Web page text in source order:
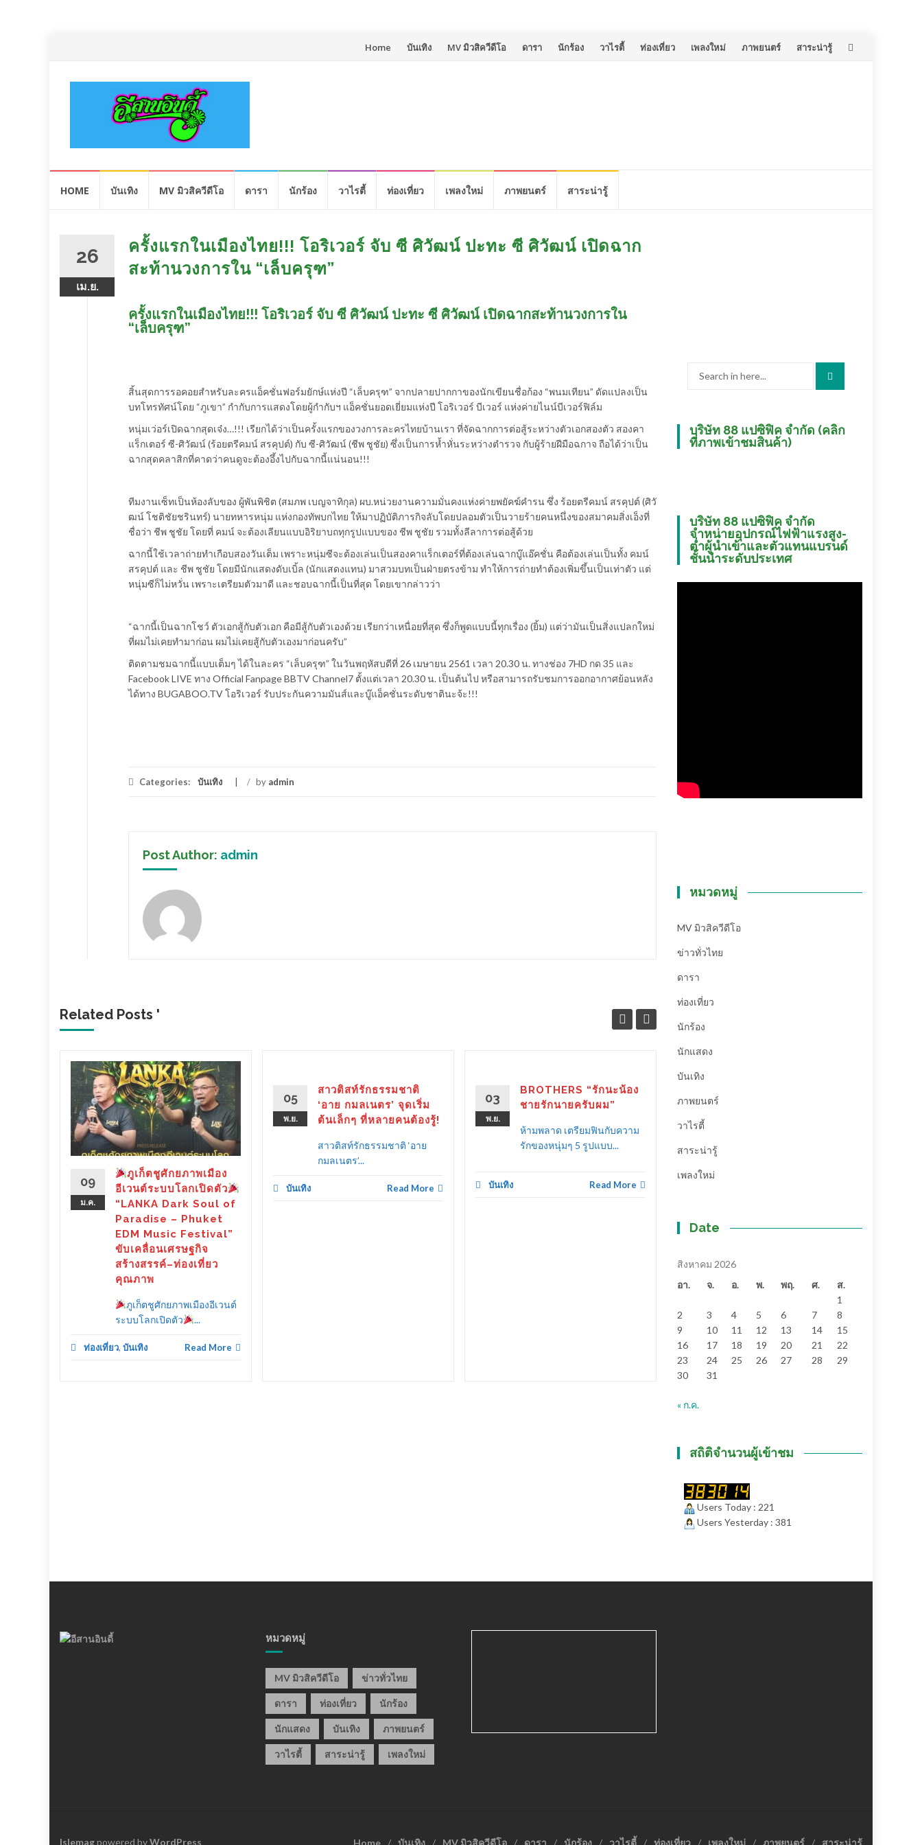
Skip
Home บันเทิง MV มิวสิควีดีโอ ดารา นักร้อง วาไรตี้ ท่องเที่ยว เพลงใหม่ ภาพยนตร์ สาระน่ารู้
HOME บันเทิง MV มิวสิควีดีโอ ดารา นักร้อง วาไรตี้ ท่องเที่ยว เพลงใหม่ ภาพยนตร์ สาระน่ารู้
26
เม.ย.
ครั้งแรกในเมืองไทย!!! โอริเวอร์ จับ ซี ศิวัฒน์ ปะทะ ซี ศิวัฒน์ เปิดฉาก
สะท้านวงการใน “เล็บครุฑ”
ครั้งแรกในเมืองไทย!!! โอริเวอร์ จับ ซี ศิวัฒน์ ปะทะ ซี ศิวัฒน์ เปิดฉากสะท้านวงการใน
“เล็บครุฑ”
สิ้นสุดการรอคอยสำหรับละครแอ็คชั่นฟอร์มยักษ์แห่งปี “เล็บครุฑ” จากปลายปากกาของนักเขียนชื่อก้อง “พนมเทียน” ดัดแปลงเป็น
บทโทรทัศน์โดย “ภูเขา” กำกับการแสดงโดยผู้กำกับฯ แอ็คชั่นยอดเยี่ยมแห่งปี โอริเวอร์ บีเวอร์ แห่งค่ายไนน์บีเวอร์ฟิล์ม
หนุ่มเว่อร์เปิดฉากสุดเจ๋ง…!!! เรียกได้ว่าเป็นครั้งแรกของวงการละครไทยบ้านเรา ที่จัดฉากการต่อสู้ระหว่างตัวเอกสองตัว สองคา
แร็กเตอร์ ซี-ศิวัฒน์ (ร้อยตรีคมน์ สรคุปต์) กับ ซี-ศิวัฒน์ (ชีพ ชูชัย) ซึ่งเป็นการห้ำหั่นระหว่างตำรวจ กับผู้ร้ายฝีมือฉกาจ ถือได้ว่าเป็น
ฉากสุดคลาสิกที่คาดว่าคนดูจะต้องอึ้งไปกับฉากนี้แน่นอน!!!
ทีมงานเซ็ทเป็นห้องลับของ ผู้พันพิชิต (สมภพ เบญจาทิกุล) ผบ.หน่วยงานความมั่นคงแห่งค่ายพยัคฆ์คำรน ซึ่ง ร้อยตรีคมน์ สรคุปต์ (ศิวั
ฒน์ โชติชัยชรินทร์) นายทหารหนุ่ม แห่งกองทัพบกไทย ให้มาปฏิบัติภารกิจลับโดยปลอมตัวเป็นวายร้ายคนหนึ่งของสมาคมสิ่งเอ็งที่
ชื่อว่า ชีพ ชูชัย โดยที่ คมน์ จะต้องเลียนแบบอิริยาบถทุกรูปแบบของ ชีพ ชูชัย รวมทั้งลีลาการต่อสู้ด้วย
ฉากนี้ใช้เวลาถ่ายทำเกือบสองวันเต็ม เพราะหนุ่มซีจะต้องเล่นเป็นสองคาแร็กเตอร์ที่ต้องเล่นฉากบู๊แอ๊คชั่น คือต้องเล่นเป็นทั้ง คมน์
สรคุปต์ และ ชีพ ชูชัย โดยมีนักแสดงดับเบิ้ล (นักแสดงแทน) มาสวมบทเป็นฝ่ายตรงข้าม ทำให้การถ่ายทำต้องเพิ่มขึ้นเป็นเท่าตัว แต่
หนุ่มซีก็ไม่หวั่น เพราะเตรียมตัวมาดี และชอบฉากนี้เป็นที่สุด โดยเขากล่าวว่า
“ฉากนี้เป็นฉากโชว์ ตัวเอกสู้กับตัวเอก คือมีสู้กับตัวเองด้วย เรียกว่าเหนื่อยที่สุด ซึ่งก็พูดแบบนี้ทุกเรื่อง (ยิ้ม) แต่ว่ามันเป็นสิ่งแปลกใหม่
ที่ผมไม่เคยทำมาก่อน ผมไม่เคยสู้กับตัวเองมาก่อนครับ”
ติดตามชมฉากนี้แบบเต็มๆ ได้ในละคร “เล็บครุฑ” ในวันพฤหัสบดีที่ 26 เมษายน 2561 เวลา 20.30 น. ทางช่อง 7HD กด 35 และ
Facebook LIVE ทาง Official Fanpage BBTV Channel7 ตั้งแต่เวลา 20.30 น. เป็นต้นไป หรือสามารถรับชมการออกอากาศย้อนหลัง
ได้ทาง BUGABOO.TV โอริเวอร์ รับประกันความมันส์และบู๊แอ็คชั่นระดับชาตินะจ้ะ!!!
Categories: บันเทิง / by admin
Post Author: admin
Related Posts '
09
ม.ค.
ภูเก็ตชูศักยภาพเมือง
อีเวนต์ระบบโลกเปิดตัว
“LANKA Dark Soul of
Paradise – Phuket
EDM Music Festival”
ขับเคลื่อนเศรษฐกิจ
สร้างสรรค์–ท่องเที่ยว
คุณภาพ
ภูเก็ตชูศักยภาพเมืองอีเวนต์
ระบบโลกเปิดตัว
...
ท่องเที่ยว, บันเทิง Read More
05
พ.ย.
สาวติสท์รักธรรมชาติ
‘อาย กมลเนตร’ จุดเริ่ม
ต้นเล็กๆ ที่หลายคนต้องรู้!
สาวติสท์รักธรรมชาติ ‘อาย
กมลเนตร’...
บันเทิง Read More
03
พ.ย.
BROTHERS “รักนะน้อง
ชายรักนายครับผม”
ห้ามพลาด เตรียมฟินกับความ
รักของหนุ่มๆ 5 รูปแบบ...
บันเทิง Read More
ต.ค.
บริษัท 88 แปซิฟิค จำกัด (คลิก
ที่ภาพเข้าชมสินค้า)
บริษัท 88 แปซิฟิค จำกัด
จำหน่ายอุปกรณ์ไฟฟ้าแรงสูง-
ต่ำผู้นำเข้าและตัวแทนแบรนด์
ชั้นนำระดับประเทศ
หมวดหมู่
MV มิวสิควีดีโอ
ข่าวทั่วไทย
ดารา
ท่องเที่ยว
นักร้อง
นักแสดง
บันเทิง
ภาพยนตร์
วาไรตี้
สาระน่ารู้
เพลงใหม่
Date
สิงหาคม 2026
อา.
จ. อ. พ. พฤ. ศ.
ส.
1
2
3 4 5 6 7
8
9
10 11 12 13 14
15
16
17 18 19 20 21
22
23
24 25 26 27 28
29
30
31
« ก.ค.
สถิติจำนวนผู้เข้าชม
Users Today : 221
Users Yesterday : 381
หมวดหมู่
MV มิวสิควีดีโอ ข่าวทั่วไทย
ดารา ท่องเที่ยว นักร้อง
นักแสดง บันเทิง ภาพยนตร์
วาไรตี้ สาระน่ารู้ เพลงใหม่
Home บันเทิง MV มิวสิควีดีโอ ดารา นักร้อง วาไรตี้ ท่องเที่ยว เพลงใหม่ ภาพยนตร์ สาระน่ารู้
Islemagpowered byWordPress